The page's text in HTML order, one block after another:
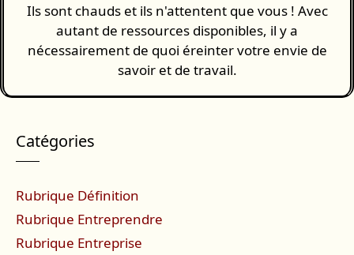
Ils sont chauds et ils n'attentent que vous ! Avec
autant de ressources disponibles, il y a
nécessairement de quoi éreinter votre envie de
savoir et de travail.
Catégories
Rubrique Définition
Rubrique Entreprendre
Rubrique Entreprise